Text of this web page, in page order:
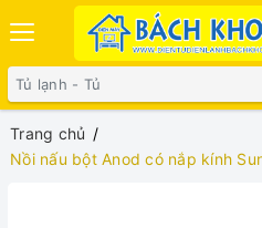
Trang chủ
Nồi nấu bột Anod có nắp kính